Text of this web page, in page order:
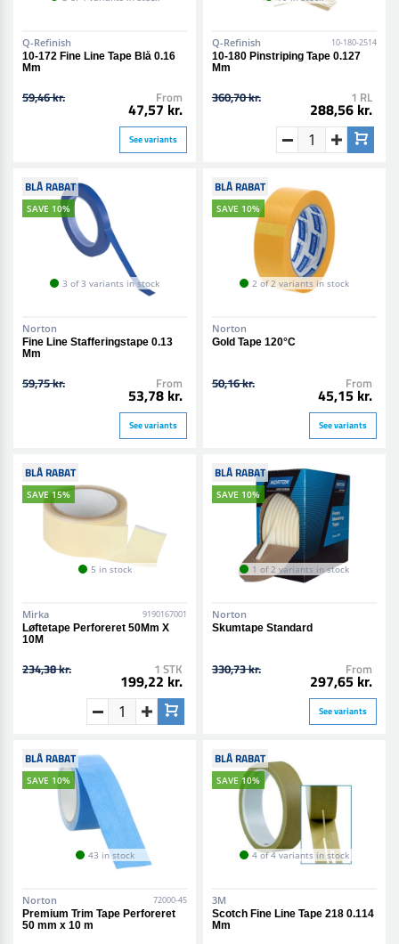
Q-Refinish
10-172 Fine Line Tape Blå 0.16
Mm
59,46 kr. From
47,57 kr.
See variants
Q-Refinish 10-180-2514
10-180 Pinstriping Tape 0.127
Mm
360,70 kr. 1 RL
288,56 kr.
BLÅ RABAT
SAVE 10%
3 of 3 variants in stock
Norton
Fine Line Stafferingstape 0.13
Mm
59,75 kr. From
53,78 kr.
See variants
BLÅ RABAT
SAVE 10%
2 of 2 variants in stock
Norton
Gold Tape 120°C
50,16 kr. From
45,15 kr.
See variants
BLÅ RABAT
SAVE 15%
5 in stock
Mirka 9190167001
Løftetape Perforeret 50Mm X
10M
234,38 kr. 1 STK
199,22 kr.
BLÅ RABAT
SAVE 10%
1 of 2 variants in stock
Norton
Skumtape Standard
330,73 kr. From
297,65 kr.
See variants
BLÅ RABAT
SAVE 10%
43 in stock
Norton 72000-45
Premium Trim Tape Perforeret
50 mm x 10 m
BLÅ RABAT
SAVE 10%
4 of 4 variants in stock
3M
Scotch Fine Line Tape 218 0.114
Mm